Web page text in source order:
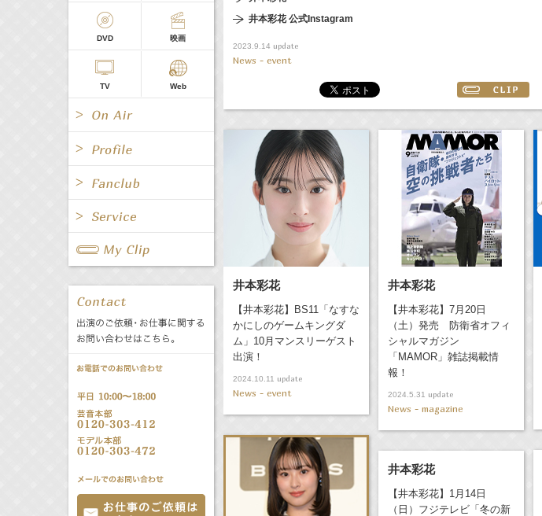
井本彩花 公式Instagram
2023.9.14 update
News - event
井本彩花
【井本彩花】BS11「なすな
かにしのゲームキングダ
ム」10月マンスリーゲスト
出演！
2024.10.11 update
News - event
井本彩花
【井本彩花】7月20日
（土）発売 防衛省オフィ
シャルマガジン
「MAMOR」雑誌掲載情
報！
2024.5.31 update
News - magazine
井本彩花
【井本彩花】1月14日
（日）フジテレビ「冬の新
DVD 映画
TV Web
Radio
Radio
All 女優/タレント
グループ
キャスター/レポーター
バラエティ 声優
文化事業部 クリエイター
誕生日 8/7
あ か
さ
All Fanclub Page
All 関連事業
公式サービス